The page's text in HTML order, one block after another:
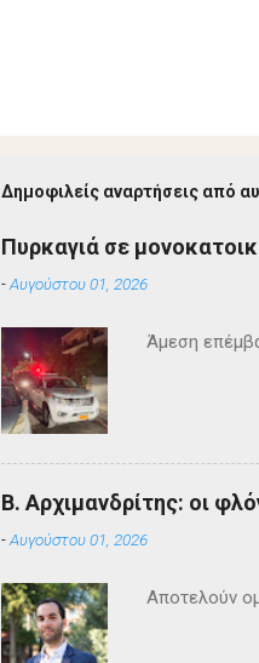
Δημοφιλείς αναρτήσεις από
Πυρκαγιά σε
-Αυγούστου 01, 2026
Άμεση
Β. Αρχιμανδρίτης: οι
-Αυγούστου 01, 2026
Αποτελούν